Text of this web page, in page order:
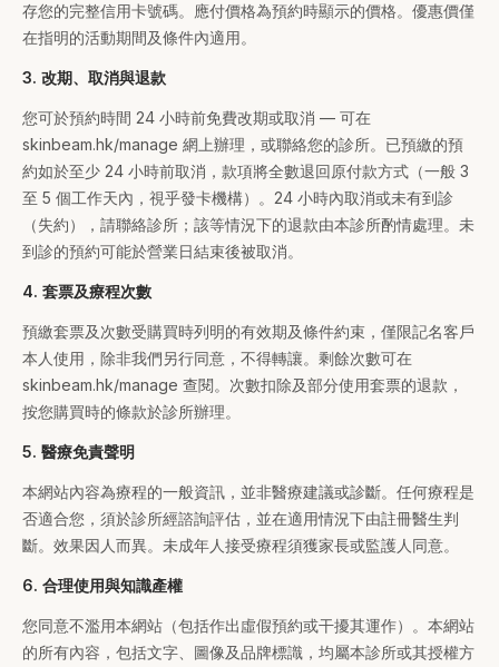
存您的完整信用卡號碼。應付價格為預約時顯示的價格。優惠價僅
在指明的活動期間及條件內適用。
3. 改期、取消與退款
您可於預約時間 24 小時前免費改期或取消 — 可在
skinbeam.hk/manage 網上辦理，或聯絡您的診所。已預繳的預
約如於至少 24 小時前取消，款項將全數退回原付款方式（一般 3
至 5 個工作天內，視乎發卡機構）。24 小時內取消或未有到診
（失約），請聯絡診所；該等情況下的退款由本診所酌情處理。未
到診的預約可能於營業日結束後被取消。
4. 套票及療程次數
預繳套票及次數受購買時列明的有效期及條件約束，僅限記名客戶
本人使用，除非我們另行同意，不得轉讓。剩餘次數可在
skinbeam.hk/manage 查閱。次數扣除及部分使用套票的退款，
按您購買時的條款於診所辦理。
5. 醫療免責聲明
本網站內容為療程的一般資訊，並非醫療建議或診斷。任何療程是
否適合您，須於診所經諮詢評估，並在適用情況下由註冊醫生判
斷。效果因人而異。未成年人接受療程須獲家長或監護人同意。
6. 合理使用與知識產權
您同意不濫用本網站（包括作出虛假預約或干擾其運作）。本網站
的所有內容，包括文字、圖像及品牌標識，均屬本診所或其授權方